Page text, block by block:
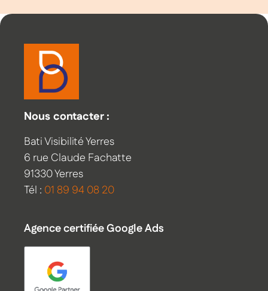
Nous contacter :
Bati Visibilité Yerres
6 rue Claude Fachatte
91330 Yerres
Tél : 01 89 94 08 20
Agence certifiée Google Ads